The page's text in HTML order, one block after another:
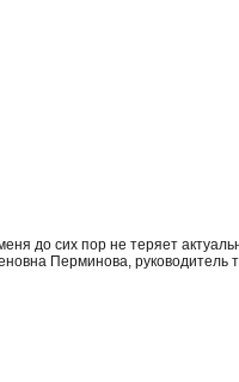
до сих пор не теряет
Перминова, руководитель